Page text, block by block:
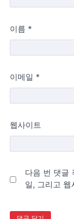
이름 *
이메일 *
웹사이트
다음 번 댓글
일, 그리고 웹